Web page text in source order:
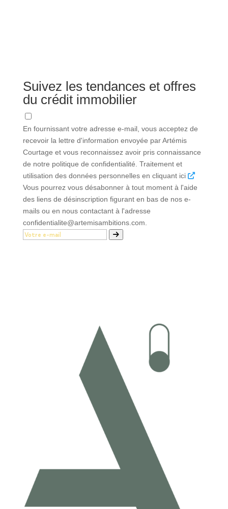
Suivez les tendances et offres
du crédit immobilier
En fournissant votre adresse e-mail, vous acceptez de
recevoir la lettre d'information envoyée par Artémis
Courtage et vous reconnaissez avoir pris connaissance
de notre politique de confidentialité. Traitement et
utilisation des données personnelles en cliquant ici
Vous pourrez vous désabonner à tout moment à l'aide
des liens de désinscription figurant en bas de nos e-
mails ou en nous contactant à l'adresse
confidentialite@artemisambitions.com.